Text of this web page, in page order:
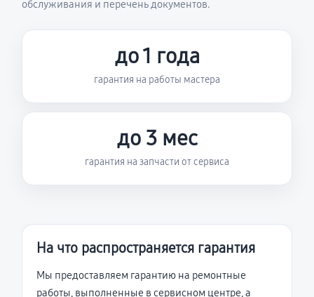
обслуживания и перечень документов.
до 1 года
гарантия на работы мастера
до 3 мес
гарантия на запчасти от сервиса
На что распространяется гарантия
Мы предоставляем гарантию на ремонтные
работы, выполненные в сервисном центре, а